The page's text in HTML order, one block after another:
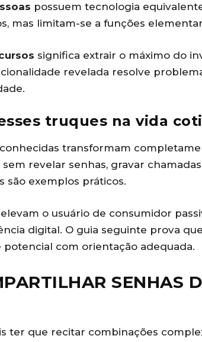
possuem tecnologia
mas limitam-se a funções
significa extrair o máximo do
revelada resolve
truques na vida
transformam
revelar senhas, gravar
são exemplos práticos.
o usuário de consumidor
digital. O guia seguinte prova
potencial com orientação adequada.
SENHAS
ter que recitar combinações